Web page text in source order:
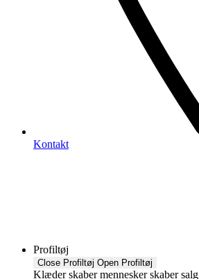
Kontakt
Profiltøj
Close Profiltøj Open Profiltøj
Klæder skaber mennesker skaber salg